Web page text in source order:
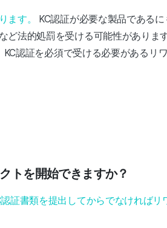
ます。
KC認証が必要な製品である
ど法的処罰を受ける可能性がありま
認証を必須で受ける必要があるリ
トを開始できますか？
証書類を提出してからでなければリ